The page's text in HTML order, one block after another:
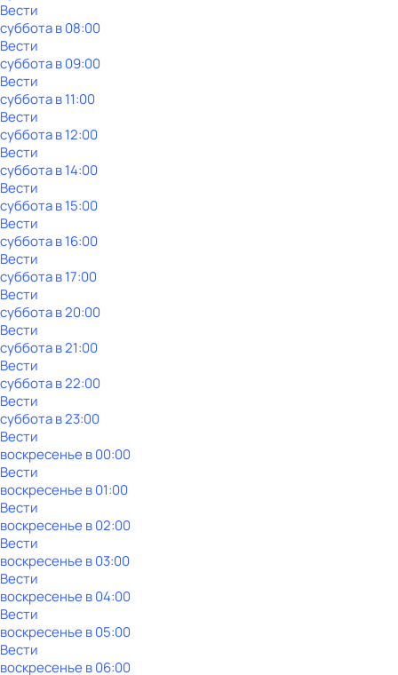
Вести
субботав08:00
Вести
субботав09:00
Вести
субботав11:00
Вести
субботав12:00
Вести
субботав14:00
Вести
субботав15:00
Вести
субботав16:00
Вести
субботав17:00
Вести
субботав20:00
Вести
субботав21:00
Вести
субботав22:00
Вести
субботав23:00
Вести
воскресенье в00:00
Вести
воскресенье в01:00
Вести
воскресенье в02:00
Вести
воскресенье в03:00
Вести
воскресенье в04:00
Вести
воскресенье в05:00
Вести
воскресенье в06:00